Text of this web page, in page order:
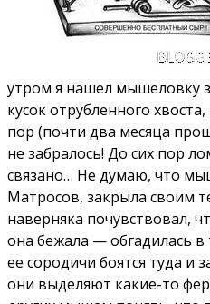
утром я нашел мышеловку
кусок отрубленного
пор (почти два месяца
не забралось! До сих пор
связано… Не думаю, что
Матросов, закрыла своим
наверняка почувствовал,
она бежала — обгадилась в
ее сородичи боятся туда и
они выделяют какие-то